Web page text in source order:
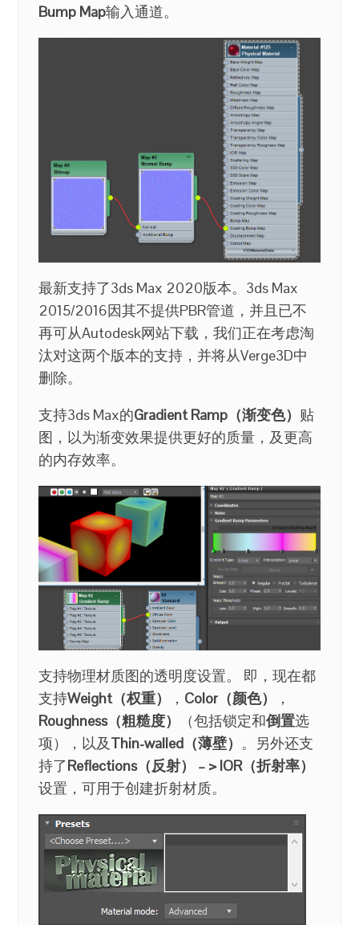
Bump Map输入通道。
最新支持了3ds Max 2020版本。3ds Max
2015/2016因其不提供PBR管道，并且已不
再可从Autodesk网站下载，我们正在考虑淘
汰对这两个版本的支持，并将从Verge3D中
删除。
支持3ds Max的Gradient Ramp（渐变色） 贴
图，以为渐变效果提供更好的质量，及更高
的内存效率。
支持物理材质图的透明度设置。 即，现在都
支持Weight（权重） ， Color（颜色）
，
Roughness（粗糙度）
（包括锁定和倒置选
项），以及Thin-walled（薄壁） 。另外还支
持了Reflections（反射） – > IOR（折射率）
设置，可用于创建折射材质。